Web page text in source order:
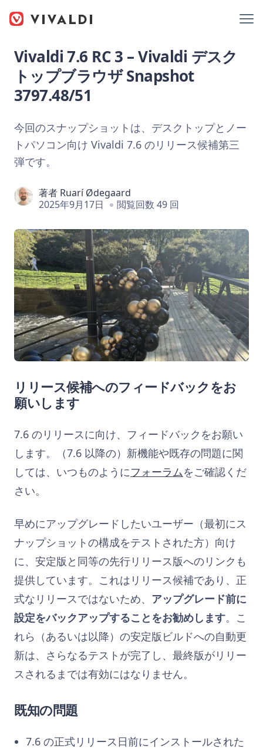
Vivaldi 7.6 RC 3 – Vivaldi デスク
トップブラウザ Snapshot
3797.48/51
今回のスナップショットは、デスクトップとノー
トパソコン向け Vivaldi 7.6 のリリース候補第三
弾です。
著者 Ruarí Ødegaard
2025年9月17日
閲覧回数 49 回
リリース候補へのフィードバックをお
願いします
7.6 のリリースに向け、フィードバックをお願い
します。（7.6 以降の）新機能や既存の問題に関
しては、いつものようにフォーラムをご確認くだ
さい。
早めにアップグレードしたいユーザー（最初にス
ナップショットの構成をテストされた方）向け
に、安定版と同等の先行リリース版へのリンクも
提供しています。これはリリース候補であり、正
式なリリースではないため、 アップグレード前に
設定をバックアップすることをお勧めします。こ
れら（あるいは以降）の安定版ビルドへの自動更
新は、さらなるテストが完了し、最終版がリリー
スされるまでは有効にはなりません。
既知の問題
7.6 の正式リリース日前にインストールされた